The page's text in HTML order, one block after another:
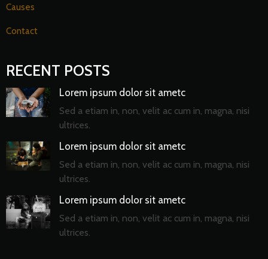
Causes
Contact
RECENT POSTS
Lorem ipsum dolor sit ametc
Sed a etiam in, non, velit ac cum in, magna, nisi
ultrices.
Lorem ipsum dolor sit ametc
Sed a etiam in, non, velit ac cum in, magna, nisi
ultrices.
Lorem ipsum dolor sit ametc
Sed a etiam in, non, velit ac cum in, magna, nisi
ultrices.